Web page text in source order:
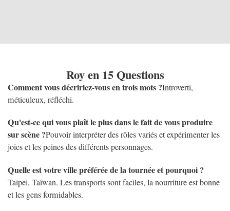
Roy en 15 Questions
Comment vous décririez-vous en trois mots ?Introverti,
méticuleux, réfléchi.
Qu'est-ce qui vous plaît le plus dans le fait de vous produire
sur scène ?Pouvoir interpréter des rôles variés et expérimenter les
joies et les peines des différents personnages.
Quelle est votre ville préférée de la tournée et pourquoi ?
Taipei, Taïwan. Les transports sont faciles, la nourriture est bonne
et les gens formidables.